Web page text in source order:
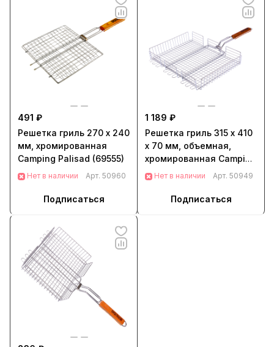
491 ₽
Решетка гриль 270 х 240
мм, хромированная
Camping Palisad (69555)
Нет в наличии Арт. 50960
Подписаться
1 189 ₽
Решетка гриль 315 х 410
х 70 мм, объемная,
хромированная Camping
Palisad (69562)
Нет в наличии Арт. 50949
Подписаться